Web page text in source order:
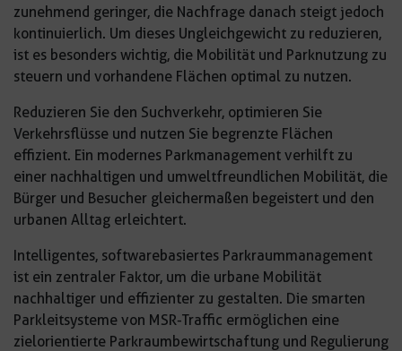
zunehmend geringer, die Nachfrage danach steigt jedoch
kontinuierlich. Um dieses Ungleichgewicht zu reduzieren,
ist es besonders wichtig, die Mobilität und Parknutzung zu
steuern und vorhandene Flächen optimal zu nutzen.
Reduzieren Sie den Suchverkehr, optimieren Sie
Verkehrsflüsse und nutzen Sie begrenzte Flächen
effizient. Ein modernes Parkmanagement verhilft zu
einer nachhaltigen und umweltfreundlichen Mobilität, die
Bürger und Besucher gleichermaßen begeistert und den
urbanen Alltag erleichtert.
Intelligentes, softwarebasiertes Parkraummanagement
ist ein zentraler Faktor, um die urbane Mobilität
nachhaltiger und effizienter zu gestalten. Die smarten
Parkleitsysteme von MSR-Traffic ermöglichen eine
zielorientierte Parkraumbewirtschaftung und Regulierung